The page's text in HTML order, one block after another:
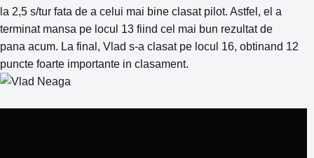
la 2,5 s/tur fata de a celui mai bine clasat pilot. Astfel, el a
terminat mansa pe locul 13 fiind cel mai bun rezultat de
pana acum. La final, Vlad s-a clasat pe locul 16, obtinand 12
puncte foarte importante in clasament.